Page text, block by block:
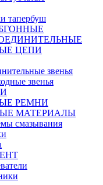
тапербуш
ЦЕПИ
звенья
звенья
РЕМНИ
МАТЕРИАЛЫ
смазывания